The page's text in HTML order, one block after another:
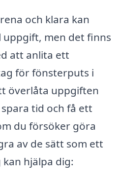
och klara kan
uppgift, men det finns
att anlita ett
för fönsterputs i
överlåta uppgiften
tid och få ett
du försöker göra
av de sätt som ett
hjälpa dig: